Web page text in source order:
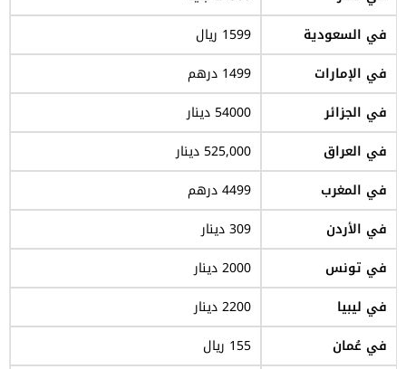
في السعودية
1599 ريال
في الإمارات
1499 درهم
في الجزائر
54000 دينار
في العراق
525,000 دينار
في المغرب
4499 درهم
في الأردن
309 دينار
في تونس
2000 دينار
في ليبيا
2200 دينار
في عُمان
155 ريال